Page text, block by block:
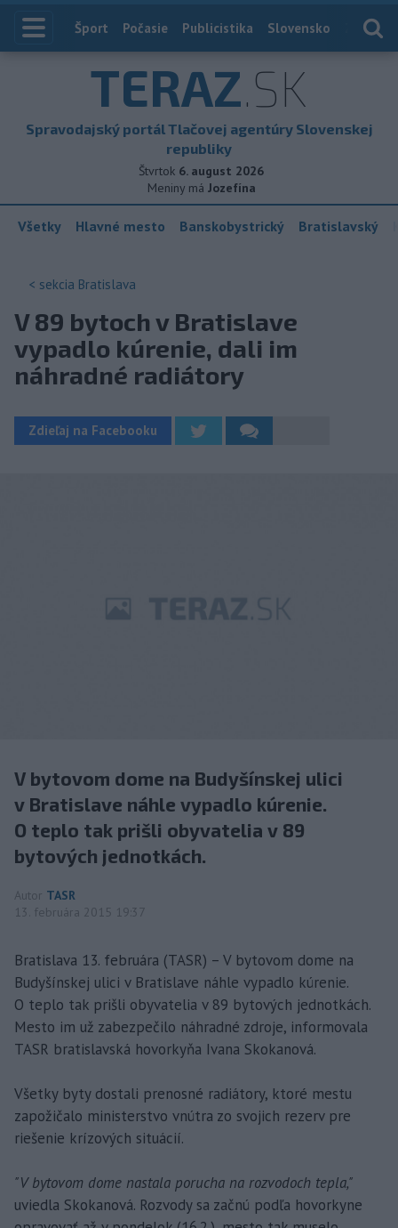
Index
Šport Počasie Publicistika Slovensko
TERAZ.SK
Spravodajský portál Tlačovej agentúry Slovenskej
republiky
Štvrtok 6. august 2026
Meniny má Jozefína
Všetky Hlavné mesto Banskobystrický Bratislavský
< sekcia Bratislava
V 89 bytoch v Bratislave
vypadlo kúrenie, dali im
náhradné radiátory
Zdieľaj na Facebooku
V bytovom dome na Budyšínskej ulici
v Bratislave náhle vypadlo kúrenie.
O teplo tak prišli obyvatelia v 89
bytových jednotkách.
Autor TASR
13. februára 2015 19:37
Bratislava 13. februára (TASR) – V bytovom dome na
Budyšínskej ulici v Bratislave náhle vypadlo kúrenie.
O teplo tak prišli obyvatelia v 89 bytových jednotkách.
Mesto im už zabezpečilo náhradné zdroje, informovala
TASR bratislavská hovorkyňa Ivana Skokanová.
Všetky byty dostali prenosné radiátory, ktoré mestu
zapožičalo ministerstvo vnútra zo svojich rezerv pre
riešenie krízových situácií.
"V bytovom dome nastala porucha na rozvodoch tepla,"
uviedla Skokanová. Rozvody sa začnú podľa hovorkyne